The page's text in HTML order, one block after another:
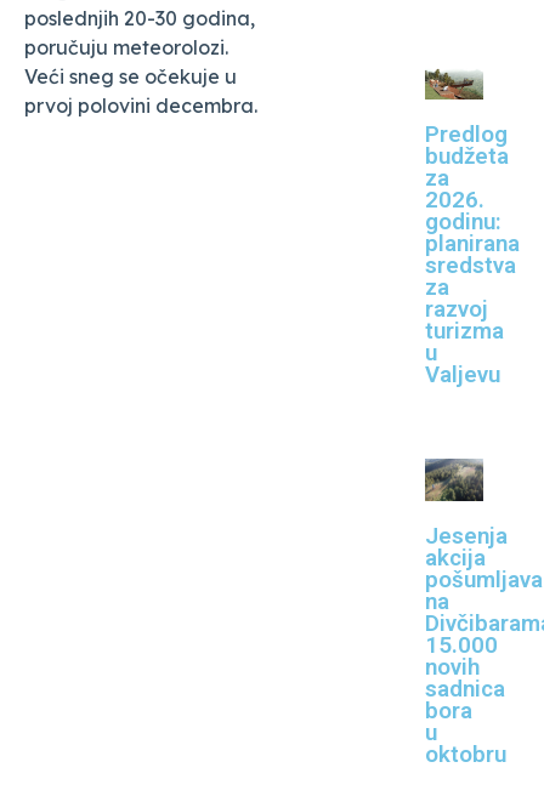
poslednjih 20-30 godina,
poručuju meteorolozi.
Veći sneg se očekuje u
prvoj polovini decembra.
Predlog
budžeta
za
2026.
godinu:
planirana
sredstva
za
razvoj
turizma
u
Valjevu
Jesenja
akcija
na
15.000
novih
sadnica
bora
u
oktobru